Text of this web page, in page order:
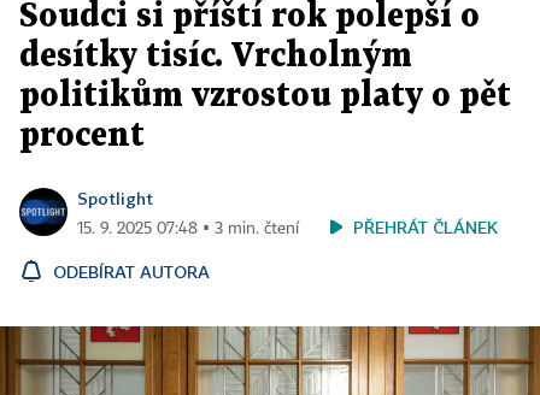
Soudci si příští rok polepší o
desítky tisíc. Vrcholným
politikům vzrostou platy o pět
procent
Spotlight
15. 9. 2025 07:48 ▪ 3 min. čtení PŘEHRÁT ČLÁNEK
ODEBÍRAT AUTORA